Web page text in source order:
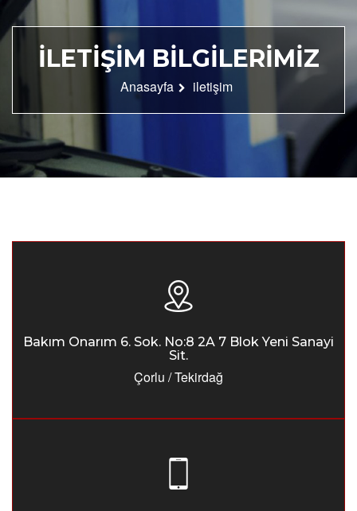
İLETIŞIM BILGILERIMIZ
Anasayfa iletişim
Bakım Onarım 6. Sok. No:8 2A 7 Blok Yeni Sanayi
Sit.
Çorlu / Tekirdağ